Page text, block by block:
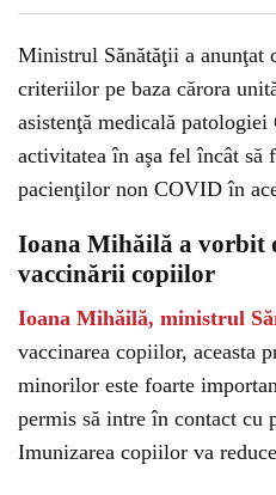
Ministrul Sănătăţii a anunţat
criteriilor pe baza cărora
asistenţă medicală
activitatea în aşa fel încât să
pacienţilor non COVID în
Ioana Mihăilă a vorbit
vaccinării copiilor
Ioana Mihăilă, ministrul
vaccinarea copiilor, aceasta
minorilor este foarte
permis să intre în contact cu
Imunizarea copiilor va